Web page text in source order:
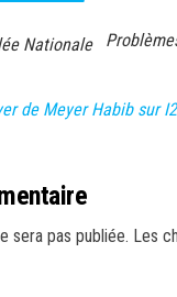
Nationale
de Meyer Habib sur
sera pas publiée. Les